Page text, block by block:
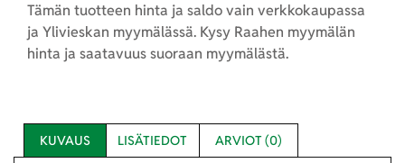
Tämän tuotteen hinta ja saldo vain verkkokaupassa
ja Ylivieskan myymälässä. Kysy Raahen myymälän
hinta ja saatavuus suoraan myymälästä.
KUVAUS LISÄTIEDOT ARVIOT (0)